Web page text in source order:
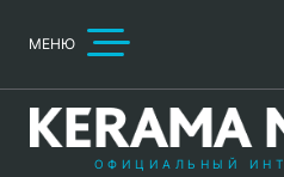
МЕНЮ
ОФИЦИАЛЬНЫЙ